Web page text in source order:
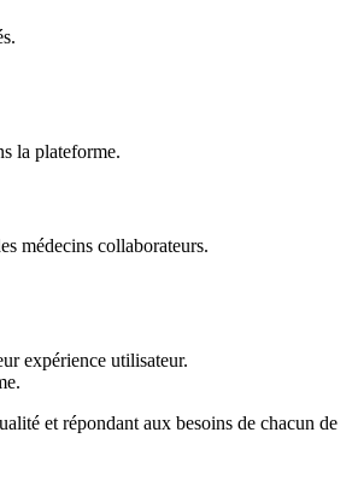
la plateforme.
médecins collaborateurs.
expérience utilisateur.
et répondant aux besoins de chacun de